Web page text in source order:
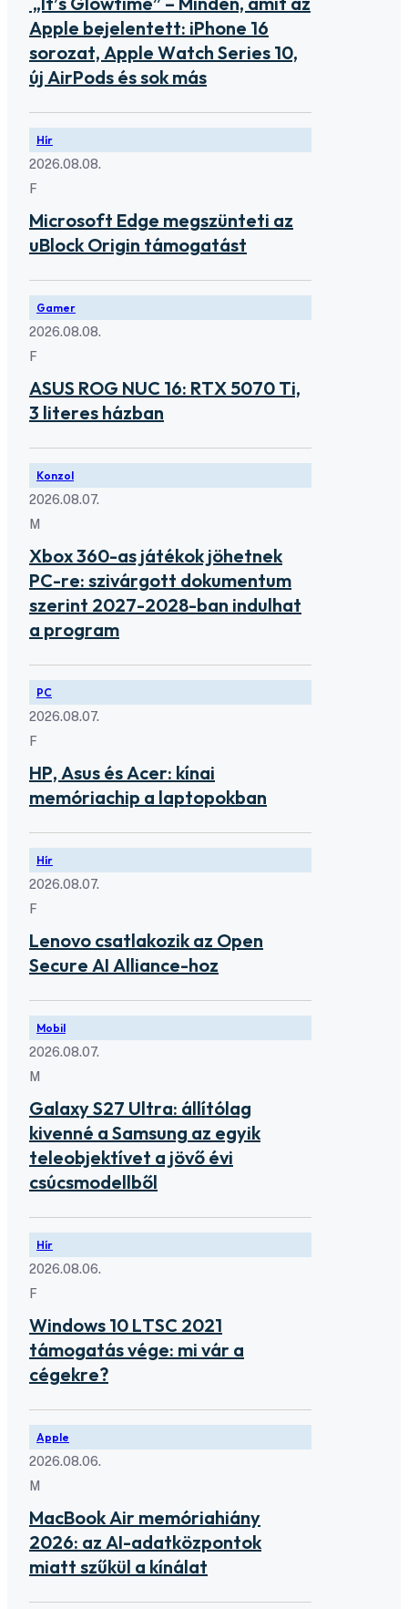
Apple bejelentett: iPhone 16
sorozat, Apple Watch Series 10,
új AirPods és sok más
Hír
2026.08.08.
F
Microsoft Edge megszünteti az
uBlock Origin támogatást
Gamer
2026.08.08.
F
ASUS ROG NUC 16: RTX 5070 Ti,
3 literes házban
Konzol
2026.08.07.
M
Xbox 360-as játékok jöhetnek
PC-re: szivárgott dokumentum
szerint 2027-2028-ban indulhat
a program
PC
2026.08.07.
F
HP, Asus és Acer: kínai
memóriachip a laptopokban
Hír
2026.08.07.
F
Lenovo csatlakozik az Open
Secure AI Alliance-hoz
Mobil
2026.08.07.
M
Galaxy S27 Ultra: állítólag
kivenné a Samsung az egyik
teleobjektívet a jövő évi
csúcsmodellből
Hír
2026.08.06.
F
Windows 10 LTSC 2021
támogatás vége: mi vár a
cégekre?
Apple
2026.08.06.
M
MacBook Air memóriahiány
2026: az AI-adatközpontok
miatt szűkül a kínálat